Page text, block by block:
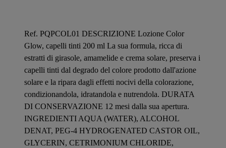
Ref. PQPCOL01 DESCRIZIONE Lozione Color
Glow, capelli tinti 200 ml La sua formula, ricca di
estratti di girasole, amamelide e crema solare, preserva i
capelli tinti dal degrado del colore prodotto dall'azione
solare e la ripara dagli effetti nocivi della colorazione,
condizionandola, idratandola e nutrendola. DURATA
DI CONSERVAZIONE 12 mesi dalla sua apertura.
INGREDIENTI AQUA (WATER), ALCOHOL
DENAT, PEG-4 HYDROGENATED CASTOR OIL,
GLYCERIN, CETRIMONIUM CHLORIDE,